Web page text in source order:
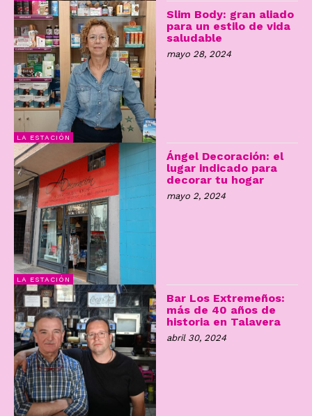
LA ESTACIÓN
Slim Body: gran aliado
para un estilo de vida
saludable
mayo 28, 2024
LA ESTACIÓN
Ángel Decoración: el
lugar indicado para
decorar tu hogar
mayo 2, 2024
Bar Los Extremeños:
más de 40 años de
historia en Talavera
abril 30, 2024